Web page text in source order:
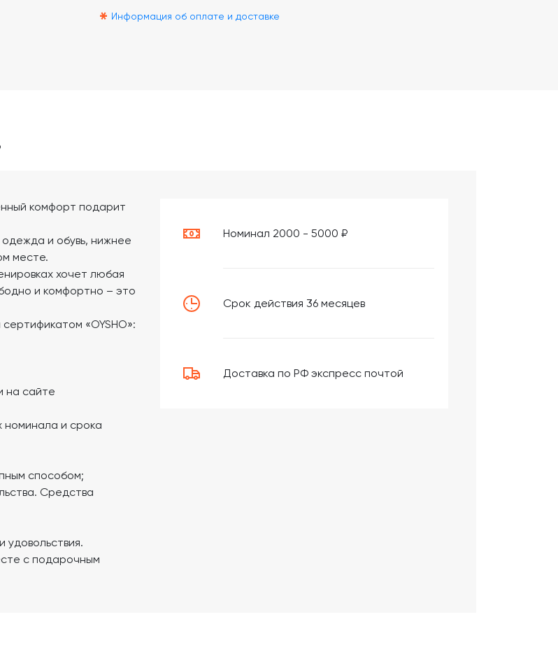
* Информация об оплате и доставке
Номинал 2000 - 5000 ₽
Срок действия 36 месяцев
Доставка по РФ экспресс почтой
комфорт подарит
и обувь, нижнее
месте.
хочет любая
и комфортно – это
«OYSHO»:
на сайте
номинала и срока
способом;
Средства
с подарочным